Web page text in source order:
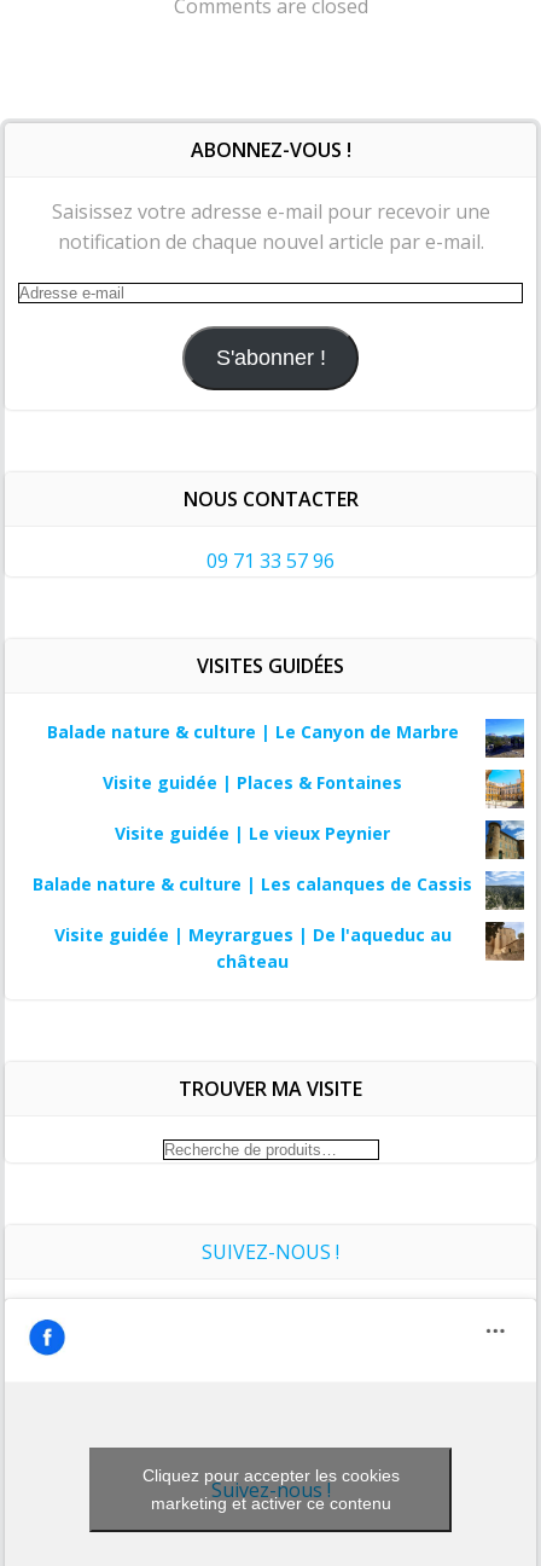
navigationnavigation
Comments are closed
ABONNEZ-VOUS !
Saisissez votre adresse e-mail pour recevoir une
notification de chaque nouvel article par e-mail.
Adresse
S'abonner !
NOUS CONTACTER
09 71 33 57 96
VISITES GUIDÉES
Balade nature & culture | Le Canyon de Marbre
Visite guidée | Places & Fontaines
Visite guidée | Le vieux Peynier
Balade nature & culture | Les calanques de Cassis
Visite guidée | Meyrargues | De l'aqueduc au
château
TROUVER MA VISITE
Recherche
SUIVEZ-NOUS !
Suivez-nous !
Cliquez pour accepter les cookies
marketing et activer ce contenu